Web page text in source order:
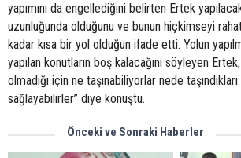
yapımını da engellediğini belirten Ertek
uzunluğunda olduğunu ve bunun hiçkimseyi
kadar kısa bir yol olduğun ifade etti. Yolun
yapılan konutların boş kalacağını söyleyen
olmadığı için ne taşınabiliyorlar nede
sağlayabilirler” diye konuştu.
Önceki ve Sonraki Haberler